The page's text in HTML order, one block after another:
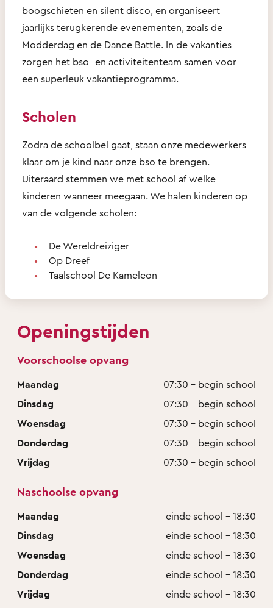
boogschieten en silent disco, en organiseert
jaarlijks terugkerende evenementen, zoals de
Modderdag en de Dance Battle. In de vakanties
zorgen het bso- en activiteitenteam samen voor
een superleuk vakantieprogramma.
Scholen
Zodra de schoolbel gaat, staan onze medewerkers
klaar om je kind naar onze bso te brengen.
Uiteraard stemmen we met school af welke
kinderen wanneer meegaan. We halen kinderen op
van de volgende scholen:
De Wereldreiziger
Op Dreef
Taalschool De Kameleon
Openingstijden
Voorschoolse opvang
Maandag
07:30 - begin school
Dinsdag
07:30 - begin school
Woensdag
07:30 - begin school
Donderdag
07:30 - begin school
Vrijdag
07:30 - begin school
Naschoolse opvang
Maandag
einde school - 18:30
Dinsdag
einde school - 18:30
Woensdag
einde school - 18:30
Donderdag
einde school - 18:30
Vrijdag
einde school - 18:30